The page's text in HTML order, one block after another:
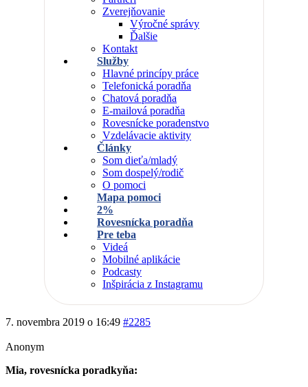
Zverejňovanie
Výročné správy
Ďalšie
Kontakt
Služby
Hlavné princípy práce
Telefonická poradňa
Chatová poradňa
E-mailová poradňa
Rovesnícke poradenstvo
Vzdelávacie aktivity
Články
Som dieťa/mladý
Som dospelý/rodič
O pomoci
Mapa pomoci
2%
Rovesnícka poradňa
Pre teba
Videá
Mobilné aplikácie
Podcasty
Inšpirácia z Instagramu
7. novembra 2019 o 16:49 #2285
Anonym
Mia, rovesnícka poradkyňa: